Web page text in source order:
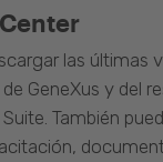
las últimas
GeneXus y del
También